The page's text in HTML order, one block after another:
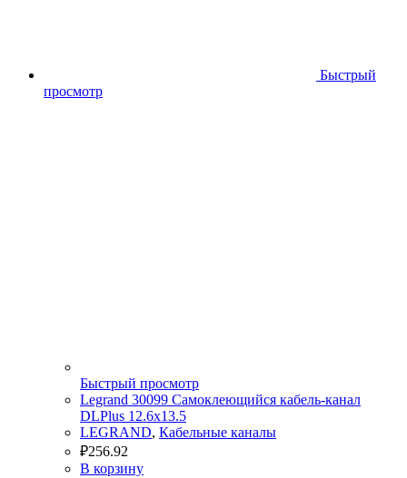
Быстрый
просмотр
Быстрый просмотр
Legrand 30099 Самоклеющийся кабель-канал
DLPlus 12.6х13.5
LEGRAND, Кабельные каналы
₽256.92
В корзину